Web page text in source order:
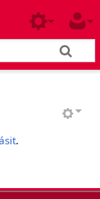
.